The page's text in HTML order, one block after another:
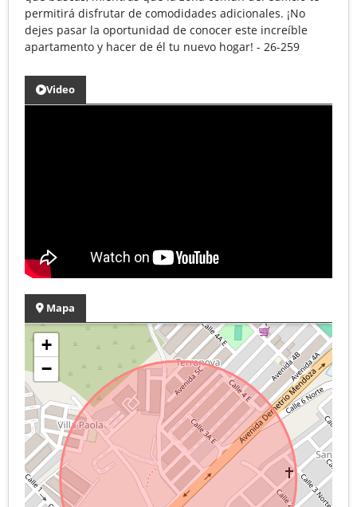
permitirá disfrutar de comodidades adicionales. ¡No
dejes pasar la oportunidad de conocer este increíble
apartamento y hacer de él tu nuevo hogar! - 26-259
Video
Mapa
+
−